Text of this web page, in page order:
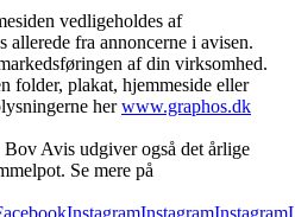
vedligeholdes af
allerede fra annoncerne i avisen.
af din virksomhed.
folder, plakat, hjemmeside eller
herwww.graphos.dk
Avis udgiver også det årlige
Se mere på
InstagramInstagramInstagram